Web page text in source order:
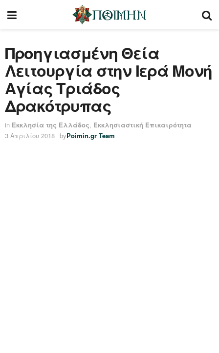
Προηγιασμένη Θεία
Λειτουργία στην Ιερά Μονή
Αγίας Τριάδος
Δρακότρυπας
in Εκκλησία της Ελλάδος, Εκκλησιαστική Επικαιρότητα
3 Απριλίου 2018 byPoimin.gr Team